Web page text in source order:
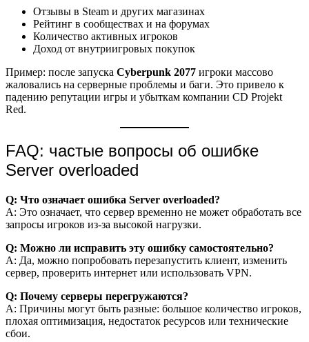
Отзывы в Steam и других магазинах
Рейтинг в сообществах и на форумах
Количество активных игроков
Доход от внутриигровых покупок
Пример: после запуска Cyberpunk 2077 игроки массово
жаловались на серверные проблемы и баги. Это привело к
падению репутации игры и убыткам компании CD Projekt
Red.
FAQ: частые вопросы об ошибке
Server overloaded
Q: Что означает ошибка Server overloaded?
A: Это означает, что сервер временно не может обработать все
запросы игроков из-за высокой нагрузки.
Q: Можно ли исправить эту ошибку самостоятельно?
A: Да, можно попробовать перезапустить клиент, изменить
сервер, проверить интернет или использовать VPN.
Q: Почему серверы перегружаются?
A: Причины могут быть разные: большое количество игроков,
плохая оптимизация, недостаток ресурсов или технические
сбои.